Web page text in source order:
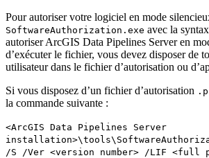
Pour autoriser votre logiciel en mode
SoftwareAuthorization.exe avec la
autoriser ArcGIS Data Pipelines Server en
d’exécuter le fichier, vous devez disposer de
utilisateur dans le fichier d’autorisation ou
Si vous disposez d’un fichier d’autorisation
la commande suivante :
<ArcGIS Data Pipelines Server
/S /Ver <version number> /LIF <full